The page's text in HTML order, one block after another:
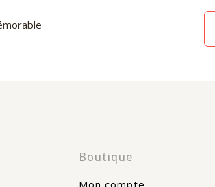
Boutique
Mon compte